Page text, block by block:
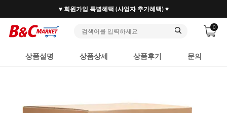
30만 홈베이커 1.2만 사업자가 즐겨찾는 마켓리더
0
상품설명 상품상세 상품후기 문의